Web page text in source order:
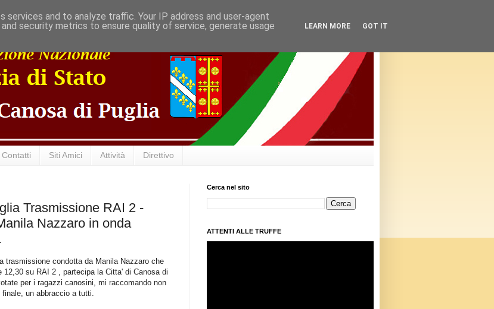
Contatti Siti Amici Attività Direttivo
Trasmissione RAI 2 -
Nazzaro in onda
trasmissione condotta da Manila Nazzaro che
su RAI 2 , partecipa la Citta' di Canosa di
per i ragazzi canosini, mi raccomando non
un abbraccio a tutti.
Cerca nel sito
ATTENTI ALLE TRUFFE
and to analyze traffic. Your IP address and user-agent
security metrics to ensure quality of service, generate usage
LEARN MORE GOT IT